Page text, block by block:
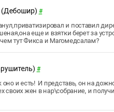
(Дебошир) #
и поставил
еще и взятки берет за
тут Фикса и Магомедсалам?
#
оно и есть! И представь, он на
своих жен в нар\собрание, и